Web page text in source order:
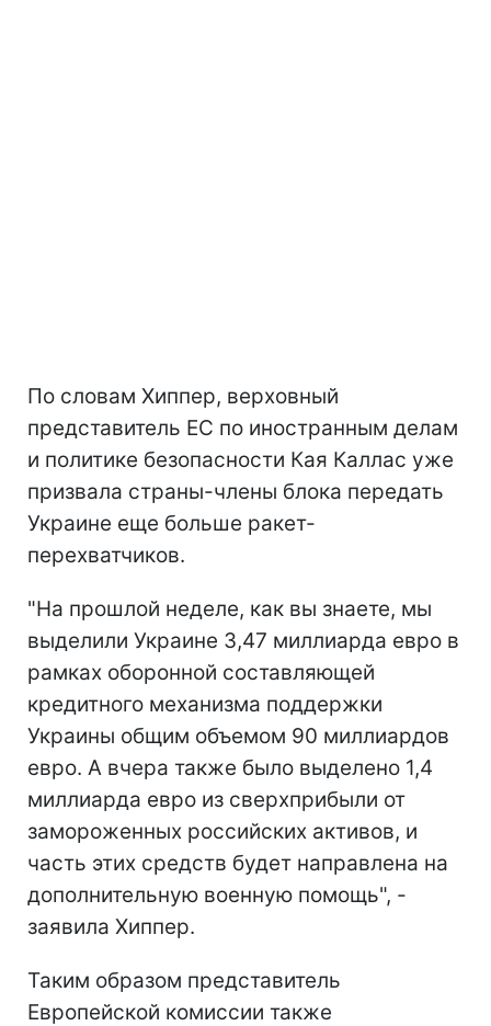
По словам Хиппер, верховный
представитель ЕС по иностранным делам
и политике безопасности Кая Каллас уже
призвала страны-члены блока передать
Украине еще больше ракет-
перехватчиков.
"На прошлой неделе, как вы знаете, мы
выделили Украине 3,47 миллиарда евро в
рамках оборонной составляющей
кредитного механизма поддержки
Украины общим объемом 90 миллиардов
евро. А вчера также было выделено 1,4
миллиарда евро из сверхприбыли от
замороженных российских активов, и
часть этих средств будет направлена на
дополнительную военную помощь", -
заявила Хиппер.
Таким образом представитель
Европейской комиссии также